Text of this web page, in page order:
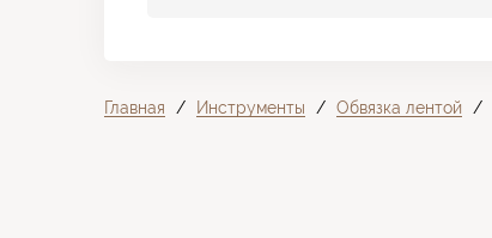
Главная / Инструменты / Обвязка лентой /